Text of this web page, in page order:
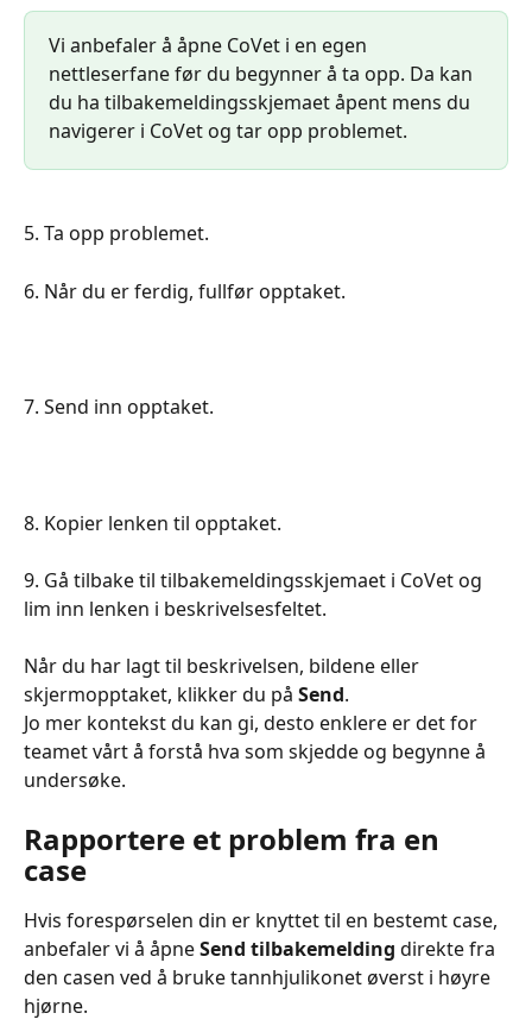
Vi anbefaler å åpne CoVet i en egen
nettleserfane før du begynner å ta opp. Da kan
du ha tilbakemeldingsskjemaet åpent mens du
navigerer i CoVet og tar opp problemet.
5. Ta opp problemet.
6. Når du er ferdig, fullfør opptaket.
7. Send inn opptaket.
8. Kopier lenken til opptaket.
9. Gå tilbake til tilbakemeldingsskjemaet i CoVet og
lim inn lenken i beskrivelsesfeltet.
Når du har lagt til beskrivelsen, bildene eller
skjermopptaket, klikker du på Send.
Jo mer kontekst du kan gi, desto enklere er det for
teamet vårt å forstå hva som skjedde og begynne å
undersøke.
Rapportere et problem fra en
case
Hvis forespørselen din er knyttet til en bestemt case,
anbefaler vi å åpne Send tilbakemelding direkte fra
den casen ved å bruke tannhjulikonet øverst i høyre
hjørne.